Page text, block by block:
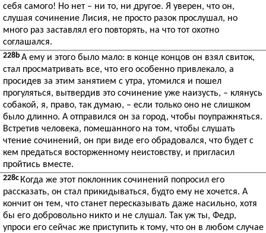
себя самого! Но нет – ни то, ни другое. Я уверен, что он,
слушая сочинение Лисия, не просто разок прослушал, но
много раз заставлял его повторять, на что тот охотно
соглашался.
228b А ему и этого было мало: в конце концов он взял свиток,
стал просматривать все, что его особенно привлекало, а
просидев за этим занятием с утра, утомился и пошел
прогуляться, вытвердив это сочинение уже наизусть, – клянусь
собакой, я, право, так думаю, – если только оно не слишком
было длинно. А отправился он за город, чтобы поупражняться.
Встретив человека, помешанного на том, чтобы слушать
чтение сочинений, он при виде его обрадовался, что будет с
кем предаться восторженному неистовству, и пригласил
пройтись вместе.
228c Когда же этот поклонник сочинений попросил его
рассказать, он стал прикидываться, будто ему не хочется. А
кончит он тем, что станет пересказывать даже насильно, хотя
бы его добровольно никто и не слушал. Так уж ты, Федр,
упроси его сейчас же приступить к тому, что он в любом случае